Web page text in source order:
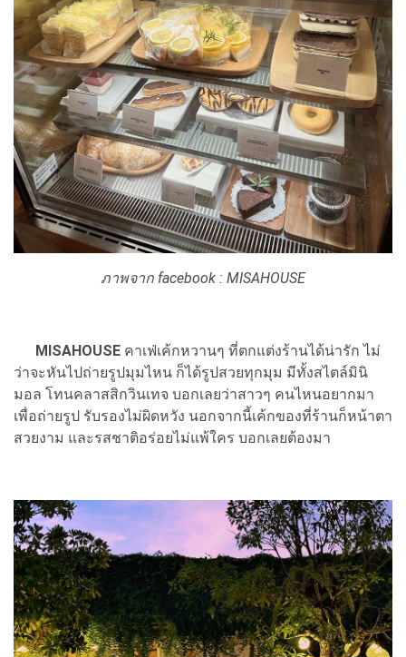
ภาพจาก facebook : MISAHOUSE
MISAHOUSE คาเฟ่เค้กหวานๆ ที่ตกแต่งร้านได้น่ารัก ไม่
ว่าจะหันไปถ่ายรูปมุมไหน ก็ได้รูปสวยทุกมุม มีทั้งสไตล์มินิ
มอล โทนคลาสสิกวินเทจ บอกเลยว่าสาวๆ คนไหนอยากมา
เพื่อถ่ายรูป รับรองไม่ผิดหวัง นอกจากนี้เค้กของที่ร้านก็หน้าตา
สวยงาม และรสชาติอร่อยไม่แพ้ใคร บอกเลยต้องมา